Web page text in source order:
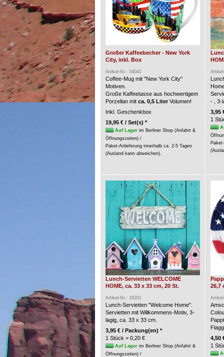
Großer Kaffeebecher - New York
City, inkl. Box
Artikel-Nr.: 54041
Coffee-Mug mit "New York City"
Motiven.
Große Kaffeetasse aus hochwertigem
Porzellan mit ca. 0,5 LiterVolumen!
Inkl. Geschenkbox
19,95 € / Set(s) *
Auf Lagerim Berliner Shop (Anfahrt &
Öffnungszeiten) /
Paket-Anlieferung innerhalb ca. 2-5 Tagen
(Ausland kann abweichen).
- , 3-
3,95
1
Lunch-Servietten WELCOME
HOME, ca. 33 x 33 cm, 20 St.
Artikel-Nr.: 16201
Lunch-Servietten "Welcome Home".
Servietten mit Willkommens-Motiv, 3-
lagig, ca. 33 x 33 cm.
3,95 € / Packung(en) *
1 Stück = 0,20 €
Auf Lagerim Berliner Shop (Anfahrt &
Öffnungszeiten) /
26,7
4,50
1